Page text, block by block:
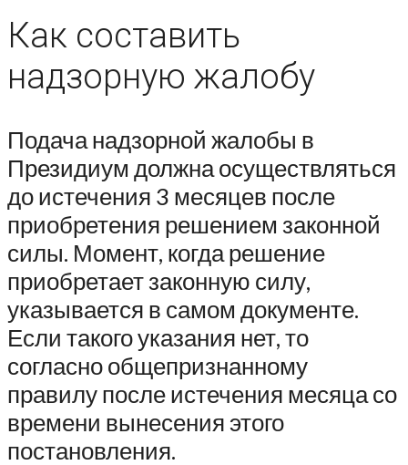
Как составить
надзорную жалобу
Подача надзорной жалобы в
Президиум должна осуществляться
до истечения 3 месяцев после
приобретения решением законной
силы. Момент, когда решение
приобретает законную силу,
указывается в самом документе.
Если такого указания нет, то
согласно общепризнанному
правилу после истечения месяца со
времени вынесения этого
постановления.